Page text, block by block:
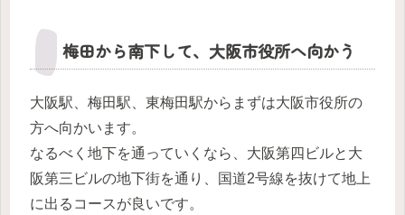
梅田から南下して、大阪市役所へ向かう
大阪駅、梅田駅、東梅田駅からまずは大阪市役所の
方へ向かいます。
なるべく地下を通っていくなら、大阪第四ビルと大
阪第三ビルの地下街を通り、国道2号線を抜けて地上
に出るコースが良いです。